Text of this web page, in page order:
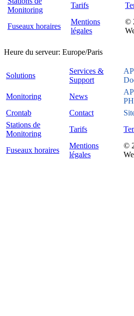
Monitoring
Tarifs
Fuseaux horaires
Mentions
légales
©
Heure du serveur: Europe/Paris
Solutions
Services &
Support
Monitoring
News
Crontab
Contact
Stations de
Monitoring
Tarifs
Fuseaux horaires
Mentions
légales
©